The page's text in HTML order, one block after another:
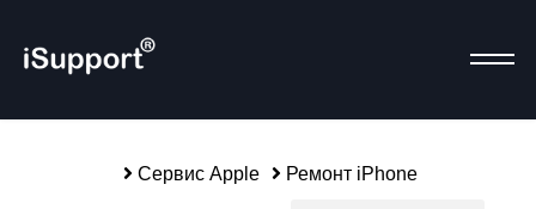
Сервис Apple Ремонт iPhone